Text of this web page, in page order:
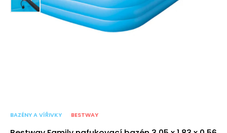
BAZÉNY A VÍŘIVKY BESTWAY